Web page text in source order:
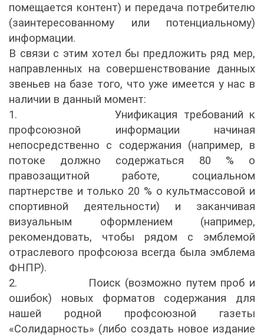
помещается контент) и передача потребителю
(заинтересованному или потенциальному)
информации.
В связи с этим хотел бы предложить ряд мер,
направленных на совершенствование данных
звеньев на базе того, что уже имеется у нас в
наличии в данный момент:
1.Унификация требований к
профсоюзной информации начиная
непосредственно с содержания (например, в
потоке должно содержаться 80 % о
правозащитной работе, социальном
партнерстве и только 20 % о культмассовой и
спортивной деятельности) и заканчивая
визуальным оформлением (например,
рекомендовать, чтобы рядом с эмблемой
отраслевого профсоюза всегда была эмблема
ФНПР).
2. Поиск (возможно путем проб и
ошибок) новых форматов содержания для
нашей родной профсоюзной газеты
«Солидарность» (либо создать новое издание